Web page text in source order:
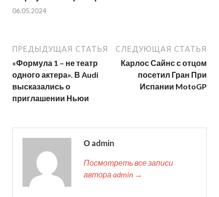
06.05.2024
ПРЕДЫДУЩАЯ СТАТЬЯ
«Формула 1 – не театр
одного актера». В Audi
высказались о
приглашении Ньюи
СЛЕДУЮЩАЯ СТАТЬЯ
Карлос Сайнс с отцом
посетил Гран При
Испании MotoGP
О admin
Посмотреть все записи
автора admin →